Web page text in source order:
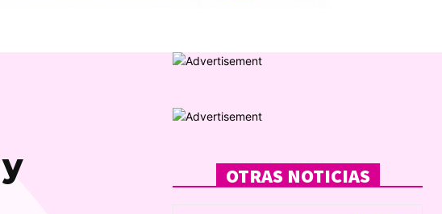
OTRAS NOTICIAS